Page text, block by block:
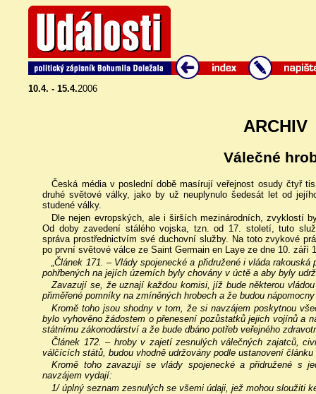
10.4. - 15.4.2006
ARCHIV
Válečné
Česká média v poslední době masírují veřejnost osudy čtyř
druhé světové války, jako by už neuplynulo šedesát let od
studené války.
Dle nejen evropských, ale i širších mezinárodních, zvyklostí
Od doby zavedení stálého vojska, tzn. od 17. století, tuto
správa prostřednictvím své duchovní služby. Na toto zvykové
po první světové válce ze Saint Germain en Laye ze dne 10. září
„Článek 171. – Vlády spojenecké a přidružené i vláda
pohřbených na jejích územích byly chovány v úctě a aby byly
Zavazují se, že uznají každou komisi, jíž bude některou
přiměřené pomníky na zmíněných hrobech a že budou
Kromě toho jsou shodny v tom, že si navzájem poskytnou
bylo vyhověno žádostem o přenesení pozůstatků jejich vojínů a
státnímu zákonodárství a že bude dbáno potřeb veřejného
Článek 172. – hroby v zajetí zesnulých válečných zajatců,
válčících států, budou vhodně udržovány podle ustanovení
Kromě toho zavazují se vlády spojenecké a přidružené s
navzájem vydají:
1/ úplný seznam zesnulých se všemi údaji, jež mohou sloužiti